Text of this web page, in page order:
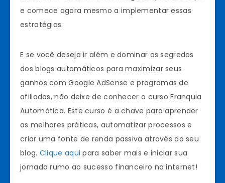
e comece agora mesmo a implementar essas
estratégias.
E se você deseja ir além e dominar os segredos
dos blogs automáticos para maximizar seus
ganhos com Google AdSense e programas de
afiliados, não deixe de conhecer o curso Franquia
Automática. Este curso é a chave para aprender
as melhores práticas, automatizar processos e
criar uma fonte de renda passiva através do seu
blog. Clique aqui para saber mais e iniciar sua
jornada rumo ao sucesso financeiro na internet!